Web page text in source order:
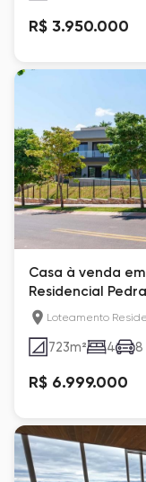
R$ 3.950.000
Casa à venda
Residencial
723 m²Loteamento
723m² 4 8
R$ 6.999.000